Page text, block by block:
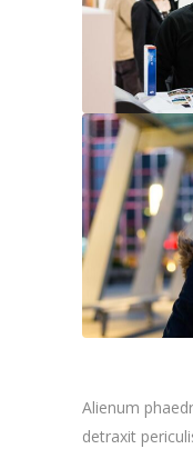
Alienum
detraxit